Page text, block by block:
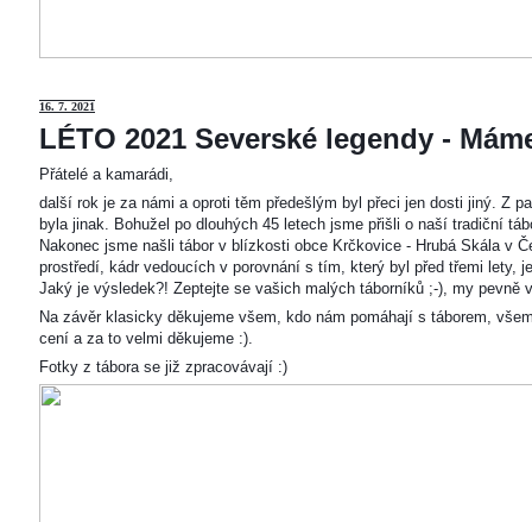
16. 7. 2021
LÉTO 2021 Severské legendy -
Přátelé a kamarádi,
další rok je za námi a oproti těm předešlým byl přeci jen dosti jiný. Z
byla jinak. Bohužel po dlouhých 45 letech jsme přišli o naší tradiční
Nakonec jsme našli tábor v blízkosti obce Krčkovice - Hrubá Skála v
prostředí, kádr vedoucích v porovnání s tím, který byl před třemi lety,
Jaký je výsledek?! Zeptejte se vašich malých táborníků ;-), my pevně
Na závěr klasicky děkujeme všem, kdo nám pomáhají s táborem,
cení a za to velmi děkujeme :).
Fotky z tábora se již zpracovávají :)